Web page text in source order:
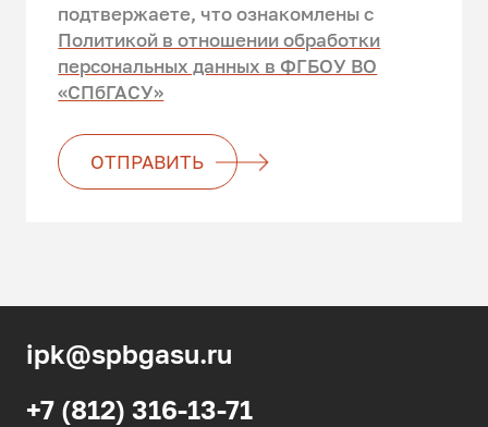
ОТПРАВИТЬ
подтвержаете, что ознакомлены c
Политикой в отношении обработки
персональных данных в ФГБОУ ВО
«СПбГАСУ»
ipk@spbgasu.ru
+7 (812) 316-13-71